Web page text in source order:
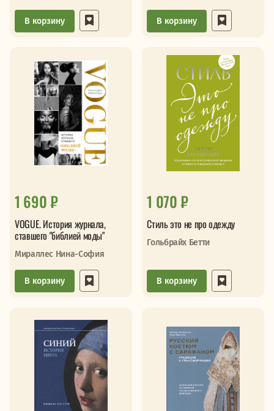
В корзину В корзину
1 690 ₽
VOGUE. История журнала,
ставшего "библией моды"
Мираллес Нина-София
В корзину
1 070 ₽
Стиль это не про одежду
Гольбрайх Бетти
В корзину